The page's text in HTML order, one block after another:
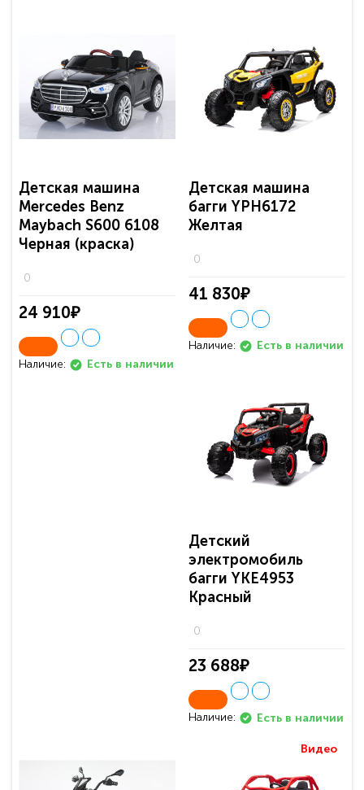
Детская машина
Mercedes Benz
Maybach S600 6108
Черная (краска)
0
24 910₽
Наличие: Есть в наличии
Детская машина
багги YPH6172
Желтая
0
41 830₽
Наличие: Есть в наличии
Детский
электромобиль
багги YKE4953
Красный
0
23 688₽
Наличие: Есть в наличии
Видео